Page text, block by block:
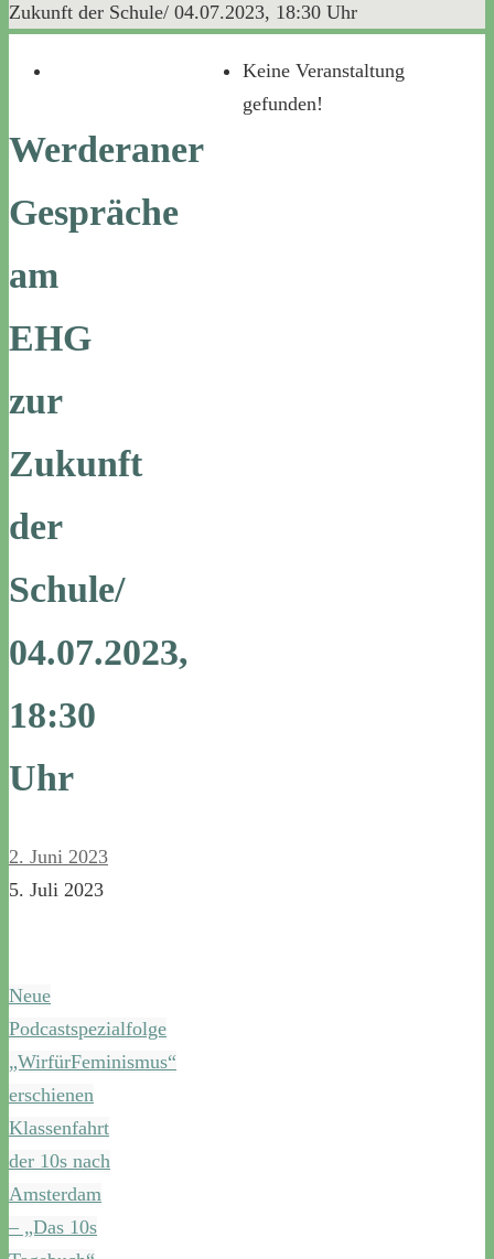
Zukunft der Schule/ 04.07.2023, 18:30 Uhr
Werderaner
Gespräche
am
EHG
zur
Zukunft
der
Schule/
04.07.2023,
18:30
Uhr
2. Juni 2023
5. Juli 2023
Neue
Podcastspezialfolge
„WirfürFeminismus“
erschienen
Klassenfahrt
der 10s nach
Amsterdam
– „Das 10s
Keine Veranstaltung
gefunden!